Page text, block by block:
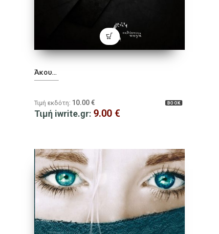
Άκου…
BOOK
Τιμή εκδότη: 10.00 €
Τιμή iwrite.gr: 9.00 €